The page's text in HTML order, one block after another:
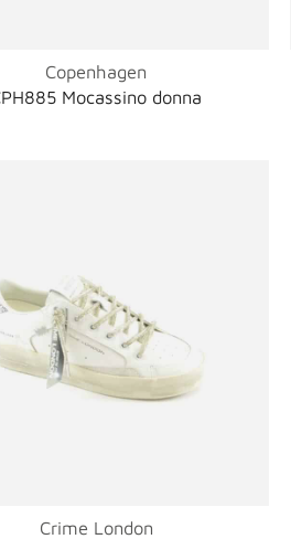
Copenhagen
Mocassino donna
Crime London